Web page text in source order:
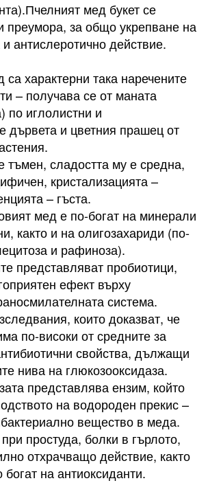
мед букет се
преумора, за общо укрепване на
антислеротично действие.
характерни така наречените
– получава се от маната
по иглолистни и
дървета и цветния прашец от
тъмен, сладостта му е средна,
кристализацията –
– гъста.
мед е по-богат на минерали
както и на олигозахариди (по-
и рафиноза).
представляват пробиотици,
ефект върху
система.
които доказват, че
по-високи от средните за
свойства, дължащи
нива на глюкозооксидаза.
представлява ензим, който
на водороден прекис –
вещество в меда.
простуда, болки в гърлото,
отхрачващо действие, както
на антиоксиданти.